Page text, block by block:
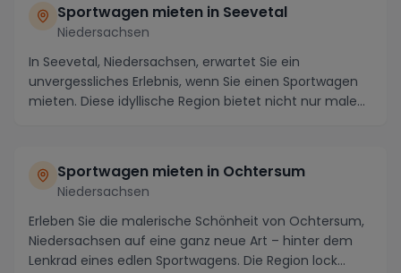
Sportwagen mieten in Seevetal
Niedersachsen
In Seevetal, Niedersachsen, erwartet Sie ein
unvergessliches Erlebnis, wenn Sie einen Sportwagen
mieten. Diese idyllische Region bietet nicht nur male...
Sportwagen mieten in Ochtersum
Niedersachsen
Erleben Sie die malerische Schönheit von Ochtersum,
Niedersachsen auf eine ganz neue Art – hinter dem
Lenkrad eines edlen Sportwagens. Die Region lock...